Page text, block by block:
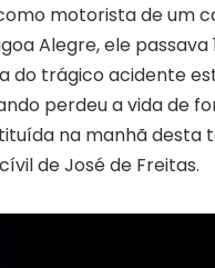
motorista de um
Alegre, ele passava
do trágico acidente
perdeu a vida de
na manhã desta
de José de Freitas.